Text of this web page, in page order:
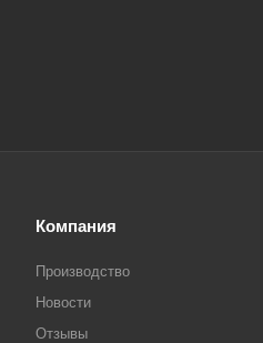
Компания
Производство
Новости
Отзывы